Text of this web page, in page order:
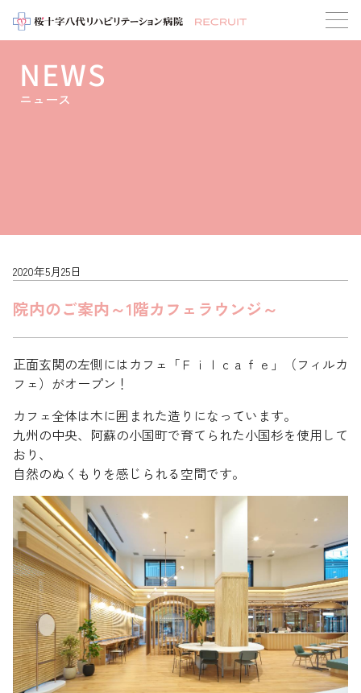
NEWS
ニュース
2020年5月25日
院内のご案内～1階カフェラウンジ～
正面玄関の左側にはカフェ「Ｆｉｌｃａｆｅ」（フィルカ
フェ）がオープン！
カフェ全体は木に囲まれた造りになっています。
九州の中央、阿蘇の小国町で育てられた小国杉を使用して
おり、
自然のぬくもりを感じられる空間です。